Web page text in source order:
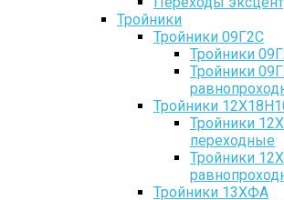
Тройники
Тройники 09Г2С
Тройники
Тройники
Тройники
Тройники
переходные
Тройники
Тройники 13ХФА